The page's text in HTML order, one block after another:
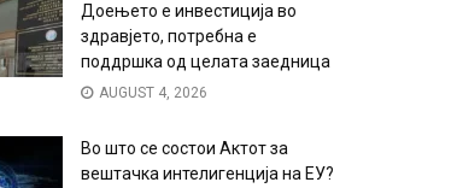
Доењето е инвестиција во
здравјето, потребна е
поддршка од целата заедница
AUGUST 4, 2026
Во што се состои Актот за
вештачка интелигенција на ЕУ?